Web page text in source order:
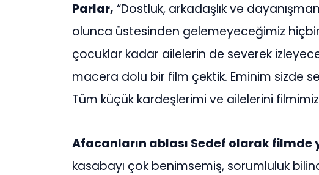
Parlar, “Dostluk, arkadaşlık ve
olunca üstesinden gelemeyeceğimiz
çocuklar kadar ailelerin de severek
macera dolu bir film çektik. Eminim sizde
Tüm küçük kardeşlerimi ve ailelerini
Afacanların ablası Sedef olarak filmde
kasabayı çok benimsemiş, sorumluluk